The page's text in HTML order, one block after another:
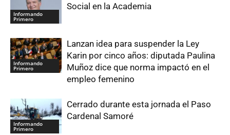
Informando
Primero
Social en la Academia
Informando
Primero
Lanzan idea para suspender la Ley
Karin por cinco años: diputada Paulina
Muñoz dice que norma impactó en el
empleo femenino
Informando
Primero
Cerrado durante esta jornada el Paso
Cardenal Samoré